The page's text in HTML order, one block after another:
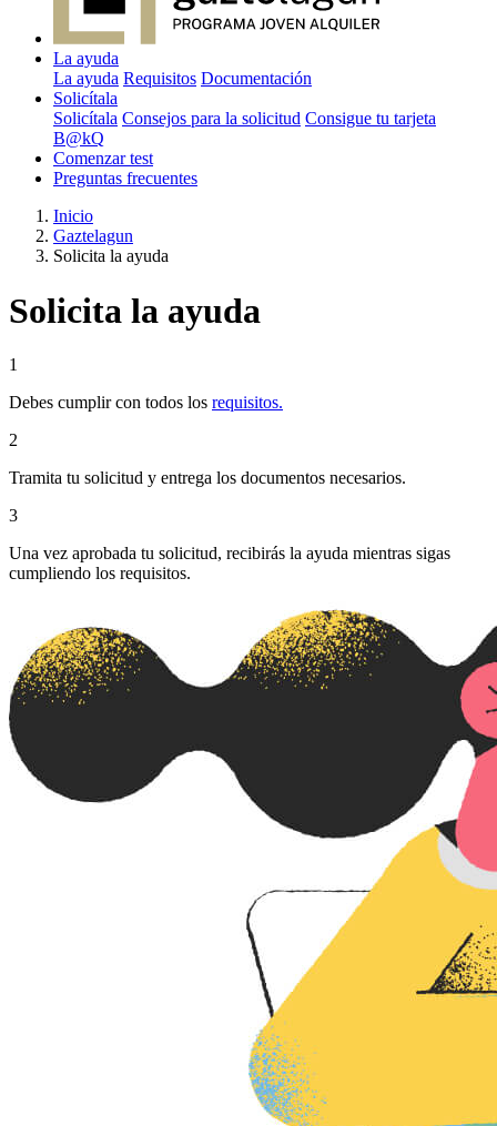
La ayuda
La ayuda Requisitos Documentación
Solicítala
Solicítala Consejos para la solicitud Consigue tu tarjeta
B@kQ
Comenzar test
Preguntas frecuentes
Inicio
Gaztelagun
Solicita la ayuda
Solicita la ayuda
1
Debes cumplir con todos los requisitos.
2
Tramita tu solicitud y entrega los documentos necesarios.
3
Una vez aprobada tu solicitud, recibirás la ayuda mientras sigas
cumpliendo los requisitos.